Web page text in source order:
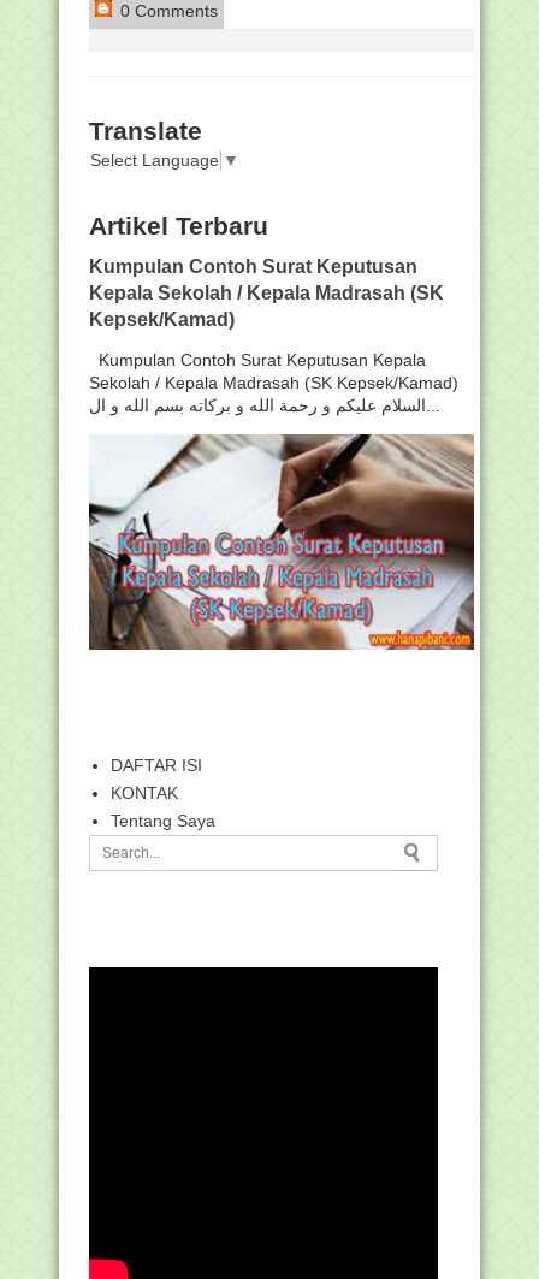
0 Comments
Translate
Select Language ▼
Artikel Terbaru
Kumpulan Contoh Surat Keputusan
Kepala Sekolah / Kepala Madrasah (SK
Kepsek/Kamad)
Kumpulan Contoh Surat Keputusan Kepala
Sekolah / Kepala Madrasah (SK Kepsek/Kamad)
DAFTAR ISI
KONTAK
Tentang Saya